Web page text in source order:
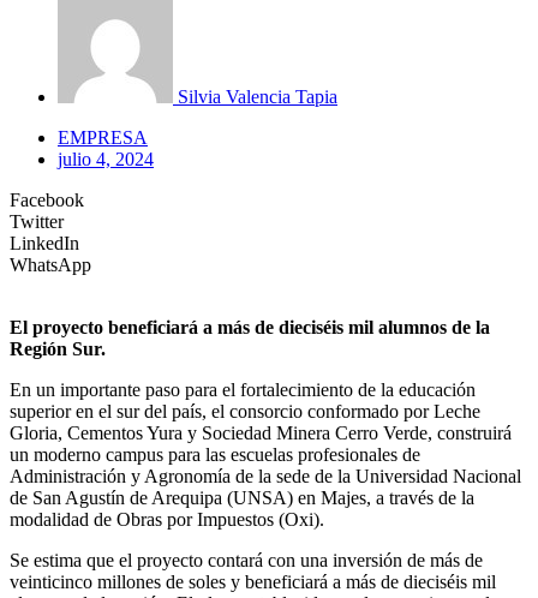
Silvia Valencia Tapia
EMPRESA
julio 4, 2024
Facebook
Twitter
LinkedIn
WhatsApp
El proyecto beneficiará a más de dieciséis mil alumnos de la
Región Sur.
En un importante paso para el fortalecimiento de la educación
superior en el sur del país, el consorcio conformado por Leche
Gloria, Cementos Yura y Sociedad Minera Cerro Verde, construirá
un moderno campus para las escuelas profesionales de
Administración y Agronomía de la sede de la Universidad Nacional
de San Agustín de Arequipa (UNSA) en Majes, a través de la
modalidad de Obras por Impuestos (Oxi).
Se estima que el proyecto contará con una inversión de más de
veinticinco millones de soles y beneficiará a más de dieciséis mil